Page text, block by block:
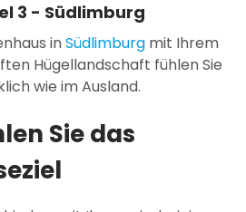
3 - Südlimburg
inSüdlimburgmit Ihrem
Hügellandschaft fühlen Sie
wie im Ausland.
Sie das